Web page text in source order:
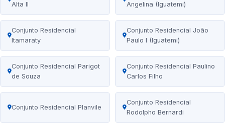
Alta II
Angelina (Iguatemi)
Conjunto Residencial
Itamaraty
Conjunto Residencial João
Paulo I (Iguatemi)
Conjunto Residencial Parigot
de Souza
Conjunto Residencial Paulino
Carlos Filho
Conjunto Residencial Planvile
Conjunto Residencial
Rodolpho Bernardi